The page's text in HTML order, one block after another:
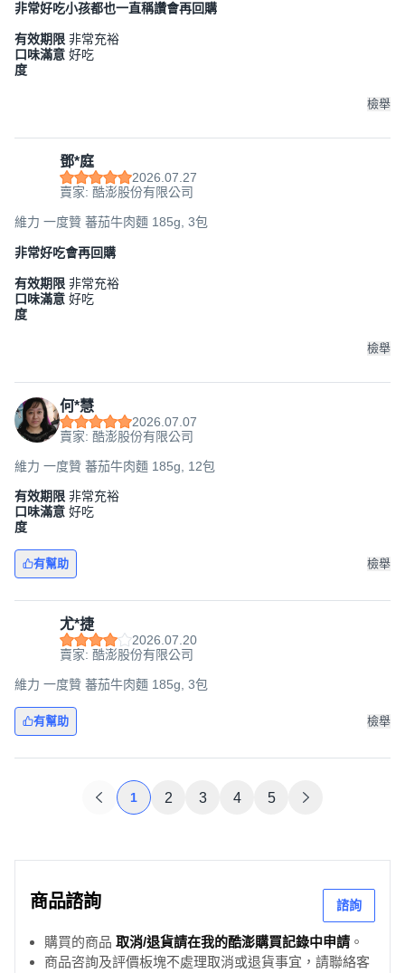
非常好吃小孩都也一直稱讚會再回購
有效期限 非常充裕
口味滿意
度
好吃
檢舉
鄧*庭
2026.07.27
賣家: 酷澎股份有限公司
維力 一度贊 蕃茄牛肉麵 185g, 3包
非常好吃會再回購
有效期限 非常充裕
口味滿意
度
好吃
檢舉
何*慧
2026.07.07
賣家: 酷澎股份有限公司
維力 一度贊 蕃茄牛肉麵 185g, 12包
有效期限 非常充裕
口味滿意
度
好吃
有幫助 檢舉
尤*捷
2026.07.20
賣家: 酷澎股份有限公司
維力 一度贊 蕃茄牛肉麵 185g, 3包
有幫助 檢舉
1 2 3 4 5
商品諮詢 諮詢
購買的商品 取消/退貨請在我的酷澎購買記錄中申請 。
商品咨詢及評價板塊不處理取消或退貨事宜，請聯絡客